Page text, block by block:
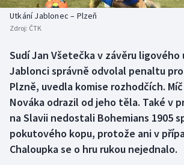
Biatlon
Box
Curling
Dostihy
Florbal
Aplikace ČT sport
Utkání Jablonec – Plzeň
Zdroj: ČTK
Sudí Jan Všetečka v závěru ligového
Jablonci správně odvolal penaltu
Plzně, uvedla komise rozhodčích.
Nováka odrazil od jeho těla. Také v
na Slavii nedostali Bohemians 1905
pokutového kopu, protože ani v
Chaloupka se o hru rukou nejednalo.